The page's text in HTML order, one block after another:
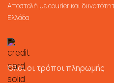
Αποστολή με courier και
Ελλάδα
Όλοι οι τρόποι πληρωμής